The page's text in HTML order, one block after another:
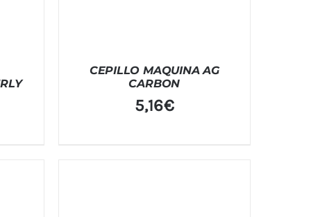
CEPILLO MAQUINA AG
CARBON
5,16€